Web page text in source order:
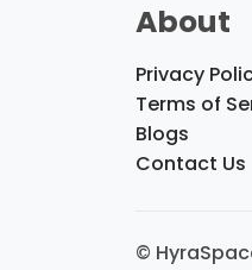
About
Privacy
Terms of
Blogs
Contact Us
©